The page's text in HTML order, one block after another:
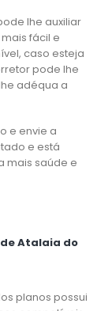
lhe auxiliar
fácil e
caso esteja
pode lhe
adéqua a
e envie a
e está
mais saúde e
Atalaia do
planos possui